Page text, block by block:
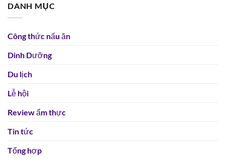
DANH MỤC
Công thức nấu ăn
Dinh Dưỡng
Du lịch
Lễ hội
Review ẩm thực
Tin tức
Tổng hợp